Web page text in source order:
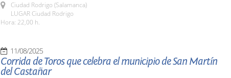
Ciudad Rodrigo (Salamanca)
LUGAR Ciudad Rodrigo
Hora: 22,00 h.
11/08/2025
Corrida de Toros que celebra el municipio de San Martín
del Castañar